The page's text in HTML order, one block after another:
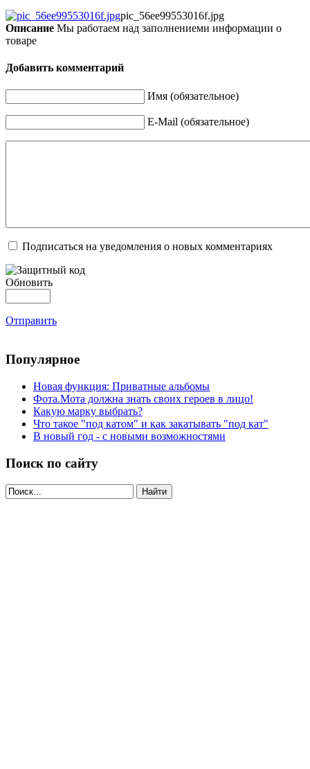
pic_56ee99553016f.jpg
Описание Мы работаем над заполнениеми информации о
товаре
Добавить комментарий
Имя (обязательное)
E-Mail (обязательное)
Подписаться на уведомления о новых комментариях
Обновить
Отправить
Популярное
Новая функция: Приватные альбомы
Фота.Мота должна знать своих героев в лицо!
Какую марку выбрать?
Что такое "под катом" и как закатывать "под кат"
В новый год - с новыми возможностями
Поиск по сайту
Найти